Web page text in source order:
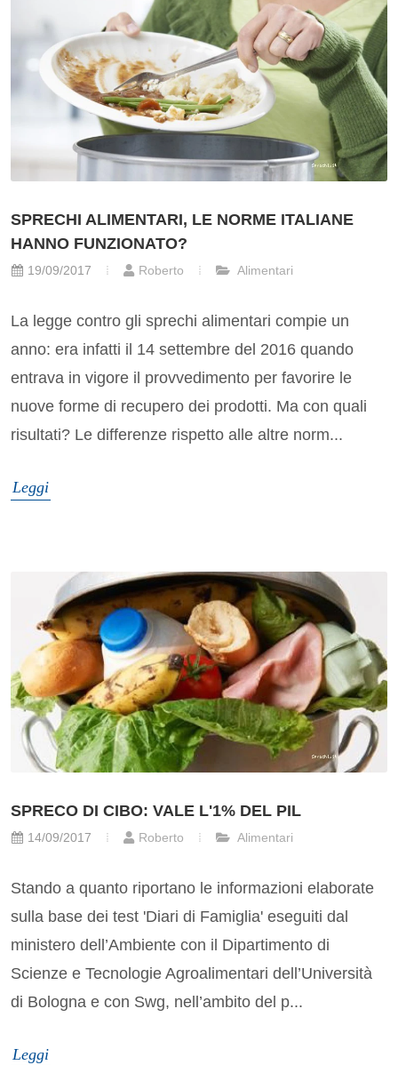
SPRECHI ALIMENTARI, LE NORME ITALIANE
HANNO FUNZIONATO?
19/09/2017 Roberto Alimentari
La legge contro gli sprechi alimentari compie un
anno: era infatti il 14 settembre del 2016 quando
entrava in vigore il provvedimento per favorire le
nuove forme di recupero dei prodotti. Ma con quali
risultati? Le differenze rispetto alle altre norm...
Leggi
SPRECO DI CIBO: VALE L'1% DEL PIL
14/09/2017 Roberto Alimentari
Stando a quanto riportano le informazioni elaborate
sulla base dei test 'Diari di Famiglia' eseguiti dal
ministero dell’Ambiente con il Dipartimento di
Scienze e Tecnologie Agroalimentari dell’Università
di Bologna e con Swg, nell’ambito del p...
Leggi